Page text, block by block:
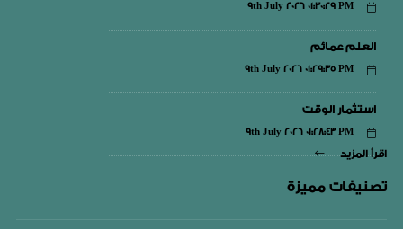
9th July 2026 01:30:29 PM
العلم عمائم
9th July 2026 01:29:35 PM
استثمار الوقت
9th July 2026 01:28:43 PM
اقرأ المزيد
تصنيفات مميزة